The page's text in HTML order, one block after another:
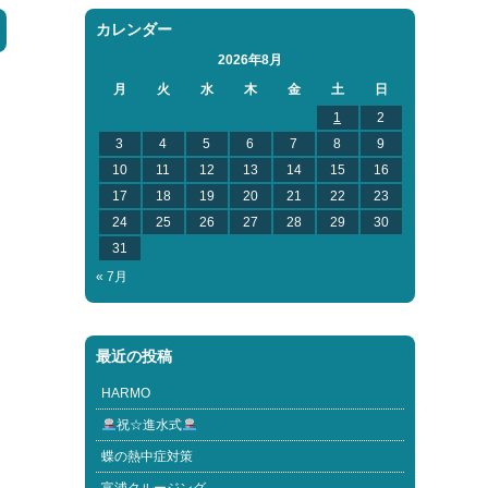
カレンダー
2026年8月
月
火 水 木 金 土
日
1
2
3
4 5 6 7 8
9
10
11 12 13 14 15
16
17
18 19 20 21 22
23
24
25 26 27 28 29
30
31
« 7月
最近の投稿
HARMO
祝☆進水式
蝶の熱中症対策